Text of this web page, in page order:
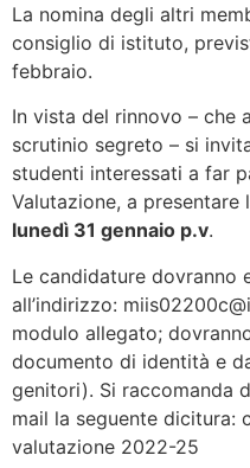
La nomina degli altri
consiglio di istituto,
febbraio.
In vista del rinnovo – che
scrutinio segreto – si
studenti interessati a far
Valutazione, a
lunedì 31 gennaio p.v.
Le candidature dovranno
all’indirizzo:
modulo allegato;
documento di identità e
genitori). Si raccomanda
mail la seguente dicitura:
valutazione 2022-25